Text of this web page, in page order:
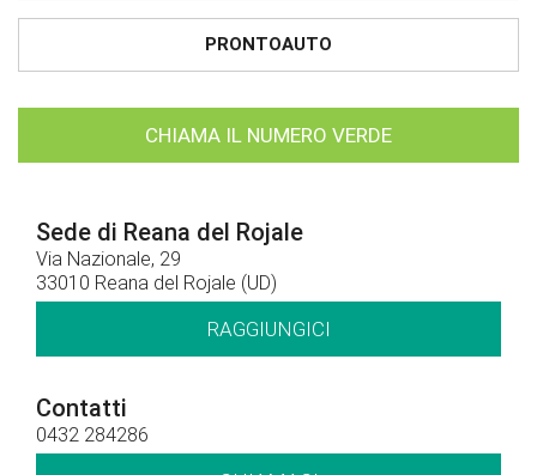
PRONTOAUTO
CHIAMA IL NUMERO VERDE
Sede di Reana del Rojale
Via Nazionale, 29
33010 Reana del Rojale (UD)
RAGGIUNGICI
Contatti
0432 284286